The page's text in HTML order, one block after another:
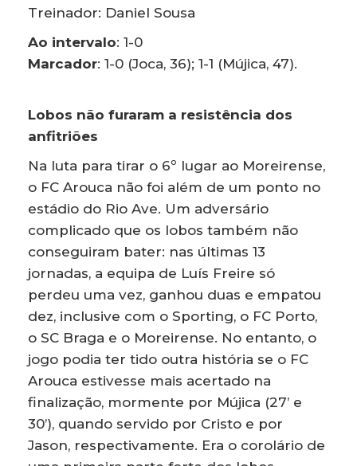
Treinador: Daniel Sousa
Ao intervalo: 1-0
Marcador: 1-0 (Joca, 36); 1-1 (Mújica, 47).
Lobos não furaram a resistência dos
anfitriões
Na luta para tirar o 6º lugar ao Moreirense,
o FC Arouca não foi além de um ponto no
estádio do Rio Ave. Um adversário
complicado que os lobos também não
conseguiram bater: nas últimas 13
jornadas, a equipa de Luís Freire só
perdeu uma vez, ganhou duas e empatou
dez, inclusive com o Sporting, o FC Porto,
o SC Braga e o Moreirense. No entanto, o
jogo podia ter tido outra história se o FC
Arouca estivesse mais acertado na
finalização, mormente por Mújica (27’ e
30’), quando servido por Cristo e por
Jason, respectivamente. Era o corolário de